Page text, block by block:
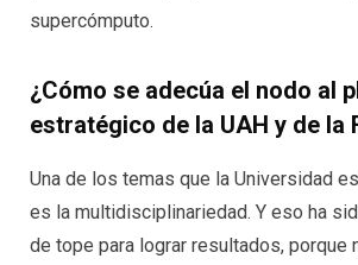
supercómputo.
¿Cómo se adecúa el nodo al
estratégico de la UAH y de la
Una de los temas que la Universidad
es la multidisciplinariedad. Y eso ha
de tope para lograr resultados, porque